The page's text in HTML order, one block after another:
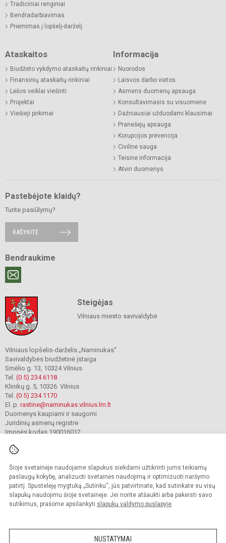
Šioje svetainėje naudojame slapukus siekdami užtikrinti jums teikiamų
paslaugų kokybę, analizuoti svetainės naudojimą ir optimizuoti naršymo
patirtį. Spustelėję mygtuką „Sutinku“, jūs patvirtinate, kad sutinkate su visų
slapukų naudojimu šioje svetainėje. Jei norite atšaukti arba pakeisti savo
sutikimus, prašome apsilankyti slapukų valdymo puslapyje.
NUSTATYMAI
Tradiciniai renginiai
Bendradarbiavimas
Priėmimas į lopšelį-darželį
Ataskaitos
Biudžeto vykdymo ataskaitų rinkiniai
Finansinių ataskaitų rinkiniai
Lėšos veiklai viešinti
Projektai
Viešieji pirkimai
Informacija
Nuorodos
Laisvos darbo vietos
Asmens duomenų apsauga
Konsultavimasis su visuomene
Dažniausiai užduodami klausimai
Pranešėjų apsauga
Korupcijos prevencija
Civilinė sauga
Teisinė informacija
Atviri duomenys
Pastebėjote klaidų?
Turite pasiūlymų?
RAŠYKITE
Bendraukime
Steigėjas
Vilniaus miesto savivaldybė
Vilniaus lopšelis-darželis „Naminukas“
Savivaldybės biudžetinė įstaiga
Smėlio g. 13, 10324 Vilnius
Tel. (0 5) 234 6118
Klinikų g. 5, 10326 Vilnius
Tel. (0 5) 234 1170
El. p. rastine@naminukas.vilnius.lm.lt
Duomenys kaupiami ir saugomi
Juridinių asmenų registre
Įmonės kodas 190016012
© 2022. Vilniaus lopšelis darželis Naminukas. Visos teisės saugomos.
Kopijuoti turinį be raštiško darželio administracijos sutikimo griežtai draudžiama.
Prieinamumo paraiška Slapukų valdymas
Sumanus būdas atnaujinti